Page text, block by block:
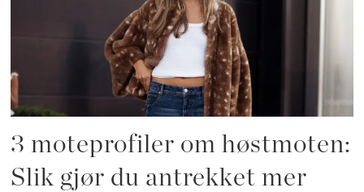
3 moteprofiler om høstmoten:
Slik gjør du antrekket mer